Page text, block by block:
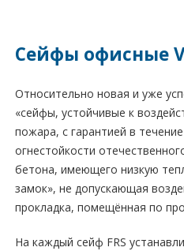
Сейфы офисные
Относительно новая и уже
«сейфы, устойчивые к
пожара, с гарантией в
огнестойкости
бетона, имеющего низкую
замок», не допускающая
прокладка, помещённая по
На каждый сейф FRS